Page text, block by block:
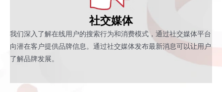
社交媒体
我们深入了解在线用户的搜索行为和消费模式，通过社交媒体平台
向潜在客户提供品牌信息。通过社交媒体发布最新消息可以让用户
了解品牌发展。